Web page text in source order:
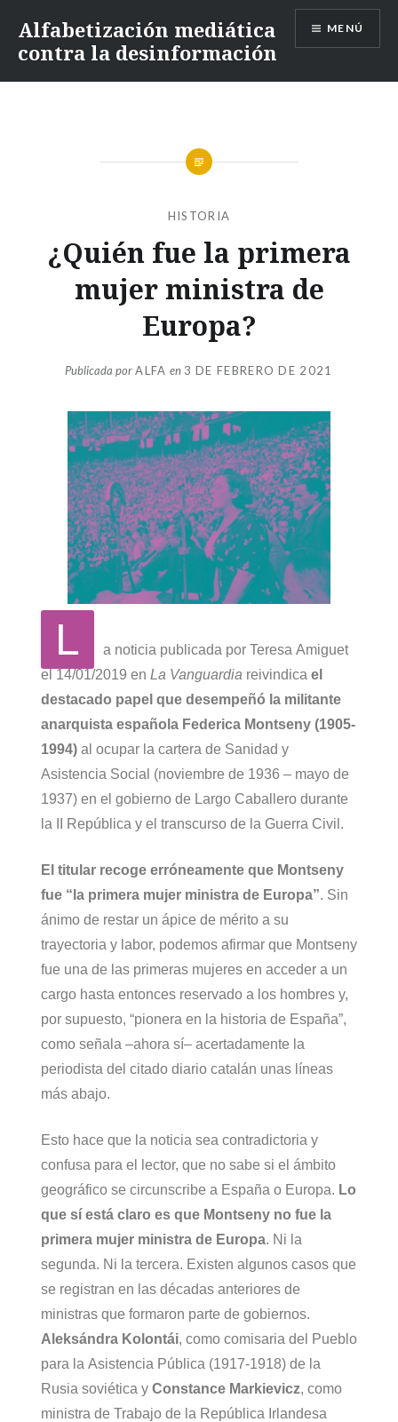
Alfabetización mediática
contra la desinformación
MENÚ
HISTORIA
¿Quién fue la primera
mujer ministra de
Europa?
Publicada porALFA en 3 DE FEBRERO DE 2021
L
a noticia publicada por Teresa Amiguet
el 14/01/2019 en La Vanguardia reivindica el
destacado papel que desempeñó la militante
anarquista española Federica Montseny (1905-
1994)al ocupar la cartera de Sanidad y
Asistencia Social (noviembre de 1936 – mayo de
1937) en el gobierno de Largo Caballero durante
la II República y el transcurso de la Guerra Civil.
El titular recoge erróneamente que Montseny
fue “la primera mujer ministra de Europa”. Sin
ánimo de restar un ápice de mérito a su
trayectoria y labor, podemos afirmar que Montseny
fue una de las primeras mujeres en acceder a un
cargo hasta entonces reservado a los hombres y,
por supuesto, “pionera en la historia de España”,
como señala –ahora sí– acertadamente la
periodista del citado diario catalán unas líneas
más abajo.
Esto hace que la noticia sea contradictoria y
confusa para el lector, que no sabe si el ámbito
geográfico se circunscribe a España o Europa. Lo
que sí está claro es que Montseny no fue la
primera mujer ministra de Europa. Ni la
segunda. Ni la tercera. Existen algunos casos que
se registran en las décadas anteriores de
ministras que formaron parte de gobiernos.
Aleksándra Kolontái, como comisaria del Pueblo
para la Asistencia Pública (1917-1918) de la
Rusia soviética y Constance Markievicz, como
ministra de Trabajo de la República Irlandesa